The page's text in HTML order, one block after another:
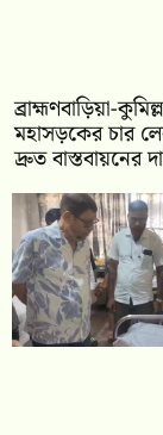
ব্রাহ্মণবাড়িয়া-
মহাসড়কের চার
দ্রুত বাস্তবায়নের